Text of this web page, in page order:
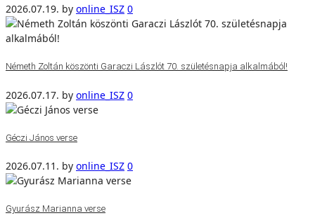
2026.07.19. by online_ISZ 0
Németh Zoltán köszönti Garaczi Lászlót 70. születésnapja alkalmából!
2026.07.17. by online_ISZ 0
Géczi János verse
2026.07.11. by online_ISZ 0
Gyurász Marianna verse